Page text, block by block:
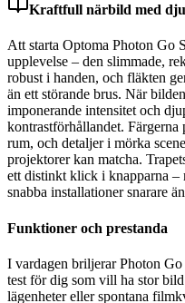
Kraftfull närbild med
Att starta Optoma Photon Go
upplevelse – den slimmade,
robust i handen, och fläkten
än ett störande brus. När
imponerande intensitet och
kontrastförhållandet.
rum, och detaljer i mörka
projektorer kan matcha.
ett distinkt klick i knapparna –
snabba installationer snarare
Funktioner och prestanda
I vardagen briljerar Photon
test för dig som vill ha stor
lägenheter eller spontana